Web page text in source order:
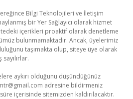
Bilgi Teknolojileri ve İletişim
bir Yer Sağlayıcı olarak hizmet
içerikleri proaktif olarak denetleme
bulunmamaktadır. Ancak, üyelerimiz
taşımakta olup, siteye üye olarak
aykırı olduğunu düşündüğünüz
adresine bildirmeniz
içerisinde sitemizden kaldırılacaktır.